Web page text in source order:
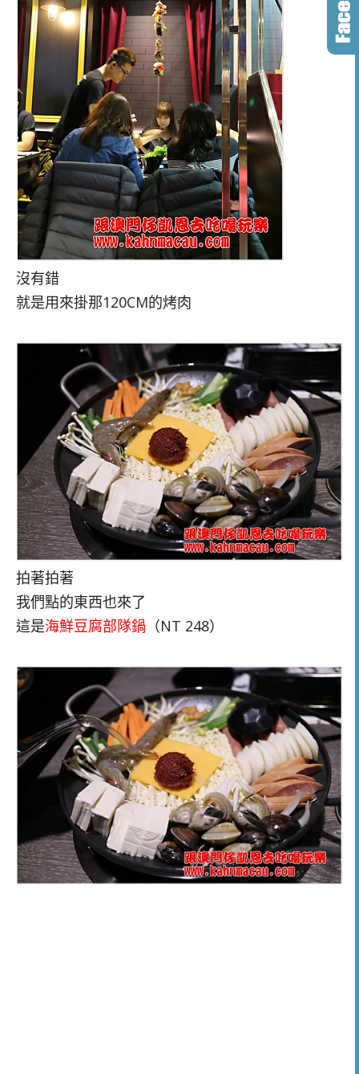
沒有錯
就是用來掛那120CM的烤肉
拍著拍著
我們點的東西也來了
這是海鮮豆腐部隊鍋 （NT 248）